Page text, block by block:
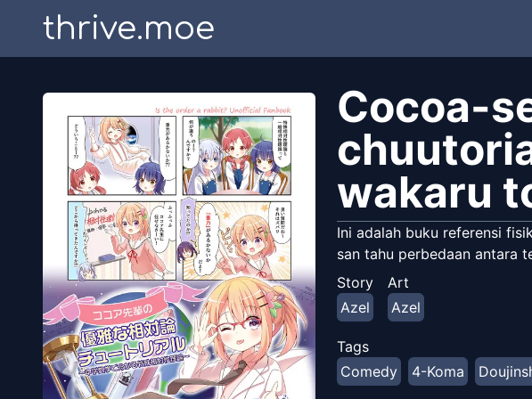
thrive.moe
Cocoa-
wakaru
Ini adalah buku referensi
san tahu perbedaan antara
Story
Azel
Art
Azel
Tags
Comedy
4-Koma